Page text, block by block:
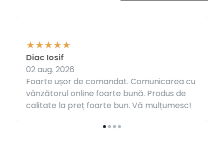
Foarte ușor de comandat. Comunicarea cu
vânzătorul online foarte bună. Produs de
calitate la preț foarte bun. Vă mulțumesc!
Diac Iosif
02 aug. 2026